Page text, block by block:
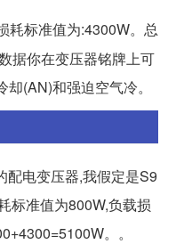
耗标准值为:4300W。总
据你在变压器铭牌上可
(AN)和强迫空气冷。
配电变压器,我假定是S9
标准值为800W,负载损
。。